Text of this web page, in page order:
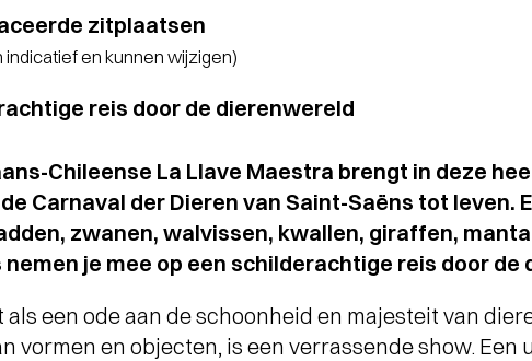
zitplaatsen
indicatief en kunnen wijzigen)
reis door de dierenwereld
Chileense La Llave Maestra brengt in deze
Carnaval der Dieren van Saint-Saëns tot leven.
zwanen, walvissen, kwallen, giraffen,
je mee op een schilderachtige reis door de
als een ode aan de schoonheid en majesteit van
vormen en objecten, is een verrassende show. Een